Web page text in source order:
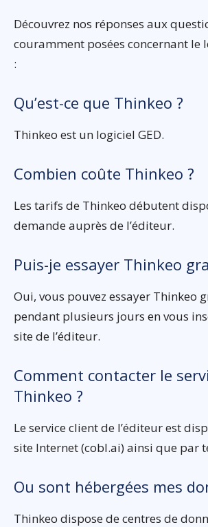
Découvrez nos réponses aux
couramment posées concernant le
:
Qu’est-ce que Thinkeo ?
Thinkeo est un logiciel GED.
Combien coûte Thinkeo ?
Les tarifs de Thinkeo débutent
demande auprès de l’éditeur.
Puis-je essayer Thinkeo
Oui, vous pouvez essayer Thinkeo
pendant plusieurs jours en vous
site de l’éditeur.
Comment contacter le
Thinkeo ?
Le service client de l’éditeur est
site Internet (cobl.ai) ainsi que par
Ou sont hébergées mes
Thinkeo dispose de centres de